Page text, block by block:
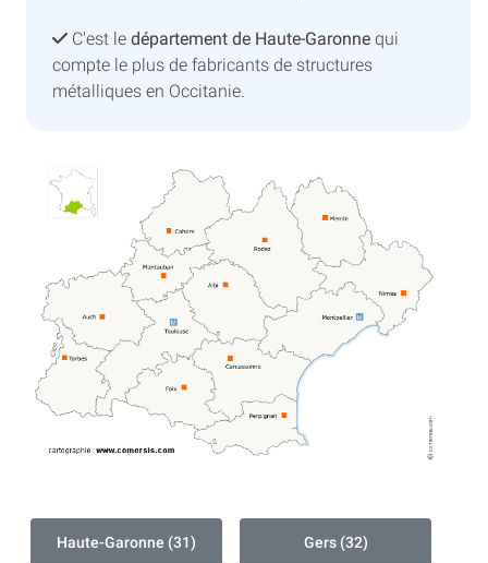
C'est le département de Haute-Garonne qui
compte le plus de fabricants de structures
métalliques en Occitanie.
Haute-Garonne (31) Gers (32)